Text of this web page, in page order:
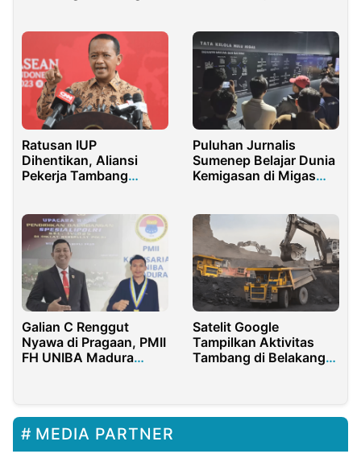
Ratusan IUP
Dihentikan, Aliansi
Pekerja Tambang
Puluhan Jurnalis
Sumenep Belajar Dunia
Kemigasan di Migas
Galian C Renggut
Nyawa di Pragaan, PMII
FH UNIBA Madura
Satelit Google
Tampilkan Aktivitas
Tambang di Belakang
MEDIA PARTNER